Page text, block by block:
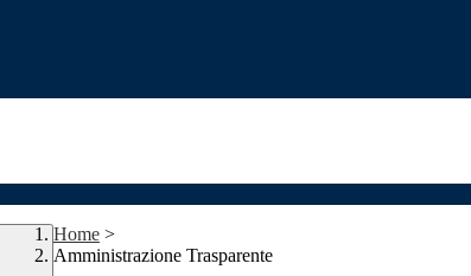
Home >
Amministrazione Trasparente